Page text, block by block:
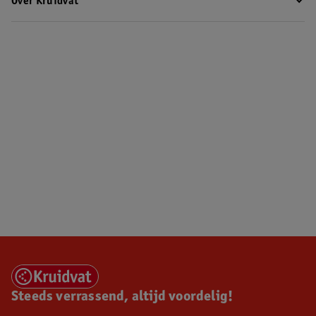
Steeds verrassend, altijd voordelig!